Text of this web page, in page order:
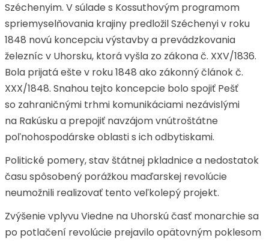
Széchenyim. V súlade s Kossuthovým programom
spriemyselňovania krajiny predložil Széchenyi v roku
1848 novú koncepciu výstavby a prevádzkovania
železníc v Uhorsku, ktorá vyšla zo zákona č. XXV/1836.
Bola prijatá ešte v roku 1848 ako zákonný článok č.
XXX/1848. Snahou tejto koncepcie bolo spojiť Pešť
so zahraničnými trhmi komunikáciami nezávislými
na Rakúsku a prepojiť navzájom vnútroštátne
poľnohospodárske oblasti s ich odbytiskami.
Politické pomery, stav štátnej pkladnice a nedostatok
času spôsobený porážkou maďarskej revolúcie
neumožnili realizovať tento veľkolepý projekt.
Zvýšenie vplyvu Viedne na Uhorskú časť monarchie sa
po potlačení revolúcie prejavilo opätovným poklesom